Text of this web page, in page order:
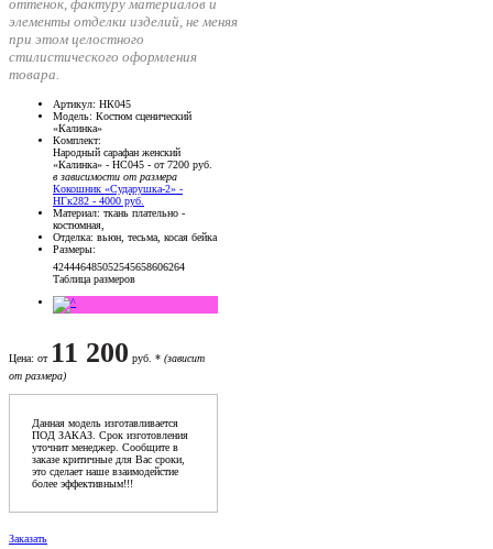
оттенок, фактуру материалов и
элементы отделки изделий, не меняя
при этом целостного
стилистического оформления
товара.
Артикул: НК045
Модель: Костюм сценический
«Калинка»
Комплект:
Народный сарафан женский
«Калинка» - НС045 - от 7200 руб.
в зависимости от размера
Кокошник «Сударушка-2» -
НГк282 - 4000 руб.
Материал: ткань плательно -
костюмная,
Отделка: вьюн, тесьма, косая бейка
Размеры:
424446485052545658606264
Таблица размеров
Цена: от 11 200 руб. * (зависит
от размера)
Данная модель изготавливается
ПОД ЗАКАЗ. Срок изготовления
уточнит менеджер. Сообщите в
заказе критичные для Вас сроки,
это сделает наше взаимодейстие
более эффективным!!!
Заказать